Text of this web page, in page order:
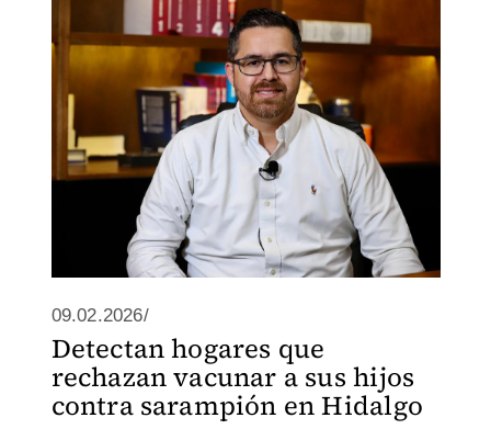
09.02.2026/
Detectan hogares que
rechazan vacunar a sus hijos
contra sarampión en Hidalgo